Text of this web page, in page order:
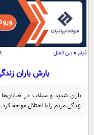
فیلم » بین الملل
بارش باران
باران شدید و سیلاب در
زندگی مردم را با اختلال مواجه کرد.